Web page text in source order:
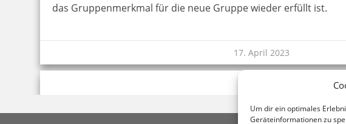
Um dir ein optimales
Geräteinformationen zu
das Gruppenmerkmal für die neue Gruppe wieder erfüllt ist.
17. April 2023